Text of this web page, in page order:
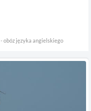
obóz języka angielskiego